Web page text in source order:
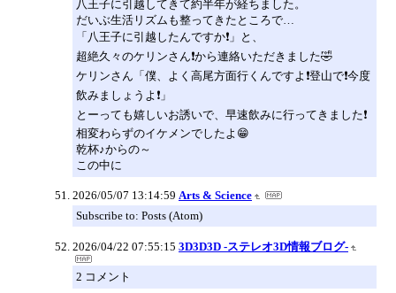
八王子に引越してきて約半年が経ちました。
だいぶ生活リズムも整ってきたところで…
「八王子に引越したんですか❗️」と、
超絶久々のケリンさん❗️から連絡いただきました🤣
ケリンさん「僕、よく高尾方面行くんですよ❗️登山で❗️今度
飲みましょうよ❗️」
とーっても嬉しいお誘いで、早速飲みに行ってきました❗️
相変わらずのイケメンでしたよ😁
乾杯♪からの～
この中に
2026/05/07 13:14:59 Arts & Science
Subscribe to: Posts (Atom)
2026/04/22 07:55:15 3D3D3D -ステレオ3D情報ブログ-
2 コメント